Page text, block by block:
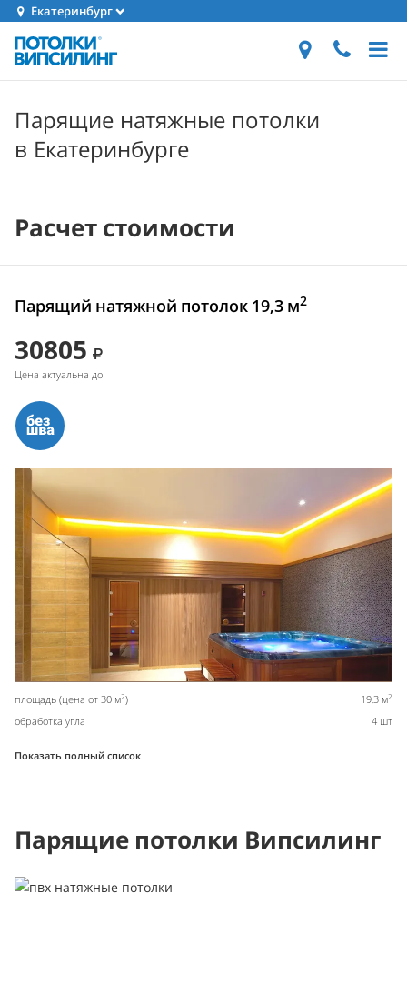
Екатеринбург
Парящие натяжные потолки
в Екатеринбурге
Расчет стоимости
Парящий натяжной потолок 19,3 м2
30805
Цена актуальна до
площадь (цена от 30 м2) 19,3 м2
обработка угла 4 шт
Показать полный список
Парящие потолки Випсилинг